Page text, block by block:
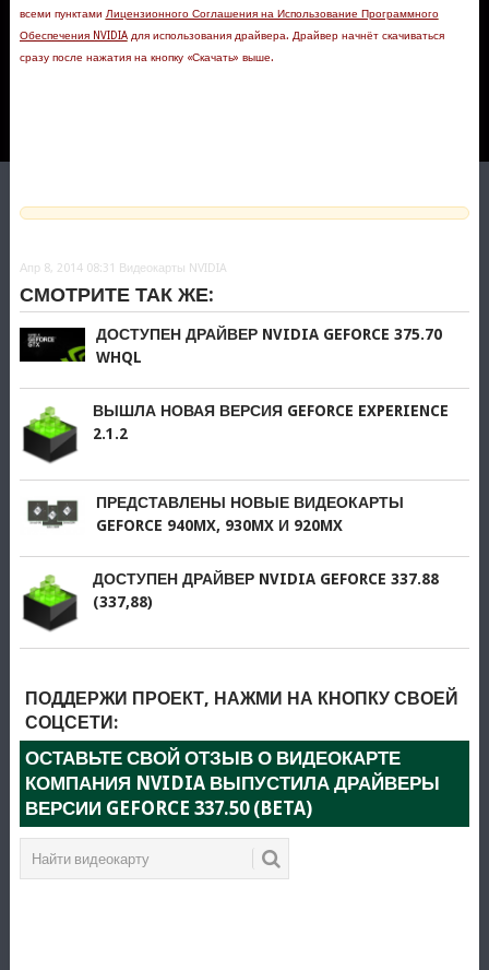
всеми пунктами Лицензионного Соглашения на Использование Программного
Обеспечения NVIDIAдля использования драйвера. Драйвер начнёт скачиваться
сразу после нажатия на кнопку «Скачать» выше.
Апр 8, 2014 08:31 Видеокарты NVIDIA
СМОТРИТЕ ТАК ЖЕ:
ДОСТУПЕН ДРАЙВЕР NVIDIA GEFORCE 375.70
WHQL
ВЫШЛА НОВАЯ ВЕРСИЯ GEFORCE EXPERIENCE
2.1.2
ПРЕДСТАВЛЕНЫ НОВЫЕ ВИДЕОКАРТЫ
GEFORCE 940MX, 930MX И 920MX
ДОСТУПЕН ДРАЙВЕР NVIDIA GEFORCE 337.88
(337,88)
ПОДДЕРЖИ ПРОЕКТ, НАЖМИ НА КНОПКУ СВОЕЙ
СОЦСЕТИ:
ОСТАВЬТЕ СВОЙ ОТЗЫВ О ВИДЕОКАРТЕ
КОМПАНИЯ NVIDIA ВЫПУСТИЛА ДРАЙВЕРЫ
ВЕРСИИ GEFORCE 337.50 (BETA)